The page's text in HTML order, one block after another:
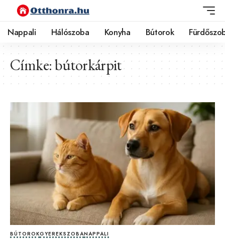
Nappali Hálószoba Konyha Bútorok
Címke:bútorkárpit
BÚTOROKGYEREKSZOBANAPPALI